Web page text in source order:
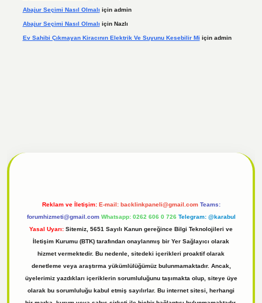
Abajur Seçimi Nasıl Olmalı için admin
Abajur Seçimi Nasıl Olmalı için Nazlı
Ev Sahibi Çıkmayan Kiracının Elektrik Ve Suyunu Kesebilir Mi için admin
Reklam ve İletişim: E-mail: backlinkpaneli@gmail.com Teams:
forumhizmeti@gmail.com Whatsapp: 0262 606 0 726 Telegram: @karabul
Yasal Uyarı: Sitemiz, 5651 Sayılı Kanun gereğince Bilgi Teknolojileri ve
İletişim Kurumu (BTK) tarafından onaylanmış bir Yer Sağlayıcı olarak
hizmet vermektedir. Bu nedenle, sitedeki içerikleri proaktif olarak
denetleme veya araştırma yükümlülüğümüz bulunmamaktadır. Ancak,
üyelerimiz yazdıkları içeriklerin sorumluluğunu taşımakta olup, siteye üye
olarak bu sorumluluğu kabul etmiş sayılırlar. Bu internet sitesi, herhangi